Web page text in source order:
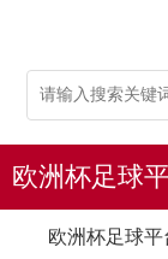
欧洲杯足球
欧洲杯足球